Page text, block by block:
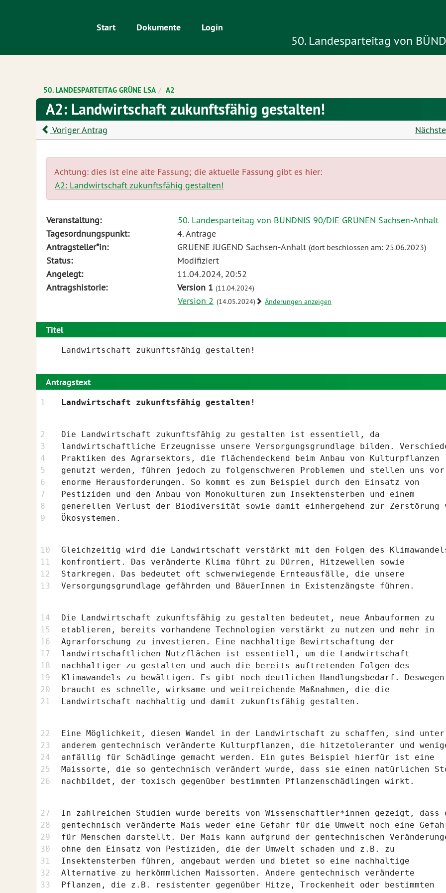
Start
Dokumente Login
50. Landesparteitag von
50. LANDESPARTEITAG GRÜNE LSA A2
A2: Landwirtschaft zukunftsfähig gestalten!
Voriger Antrag
Achtung: dies ist eine alte Fassung; die aktuelle Fassung gibt es hier:
A2: Landwirtschaft zukunftsfähig gestalten!
Diese
Tabelle
beschreibt
den
Status,
die
verschiedene
Rahmendaten
zum
Veranstaltung:
50. Landesparteitag von BÜNDNIS 90/DIE GRÜNEN Sachsen-Anhalt
Tagesordnungspunkt:
4. Anträge
Antragsteller*in:
GRUENE JUGEND Sachsen-Anhalt (dort beschlossen am: 25.06.2023)
Status:
Modifiziert
Angelegt:
11.04.2024, 20:52
Antragshistorie:
Version 1 (11.04.2024)
Version 2 (14.05.2024) Änderungen anzeigen
Titel
Landwirtschaft zukunftsfähig gestalten!
Antragstext
Landwirtschaft zukunftsfähig gestalten!
Die Landwirtschaft zukunftsfähig zu gestalten ist essentiell, da
landwirtschaftliche Erzeugnisse unsere Versorgungsgrundlage bilden.
Praktiken des Agrarsektors, die flächendeckend beim Anbau von Kulturpflanzen
genutzt werden, führen jedoch zu folgenschweren Problemen und stellen uns vor
enorme Herausforderungen. So kommt es zum Beispiel durch den Einsatz von
Pestiziden und den Anbau von Monokulturen zum Insektensterben und einem
generellen Verlust der Biodiversität sowie damit einhergehend zur Zerstörung
Ökosystemen.
Gleichzeitig wird die Landwirtschaft verstärkt mit den Folgen des
konfrontiert. Das veränderte Klima führt zu Dürren, Hitzewellen sowie
Starkregen. Das bedeutet oft schwerwiegende Ernteausfälle, die unsere
Versorgungsgrundlage gefährden und BäuerInnen in Existenzängste führen.
Die Landwirtschaft zukunftsfähig zu gestalten bedeutet, neue Anbauformen zu
etablieren, bereits vorhandene Technologien verstärkt zu nutzen und mehr in
Agrarforschung zu investieren. Eine nachhaltige Bewirtschaftung der
landwirtschaftlichen Nutzflächen ist essentiell, um die Landwirtschaft
nachhaltiger zu gestalten und auch die bereits auftretenden Folgen des
Klimawandels zu bewältigen. Es gibt noch deutlichen Handlungsbedarf. Deswegen
braucht es schnelle, wirksame und weitreichende Maßnahmen, die die
Landwirtschaft nachhaltig und damit zukunftsfähig gestalten.
Eine Möglichkeit, diesen Wandel in der Landwirtschaft zu schaffen, sind unter
anderem gentechnisch veränderte Kulturpflanzen, die hitzetoleranter und
anfällig für Schädlinge gemacht werden. Ein gutes Beispiel hierfür ist eine
Maissorte, die so gentechnisch verändert wurde, dass sie einen natürlichen
nachbildet, der toxisch gegenüber bestimmten Pflanzenschädlingen wirkt.
In zahlreichen Studien wurde bereits von Wissenschaftler*innen gezeigt, dass
gentechnisch veränderte Mais weder eine Gefahr für die Umwelt noch eine
für Menschen darstellt. Der Mais kann aufgrund der gentechnischen
ohne den Einsatz von Pestiziden, die der Umwelt schaden und z.B. zu
Insektensterben führen, angebaut werden und bietet so eine nachhaltige
Alternative zu herkömmlichen Maissorten. Andere gentechnisch veränderte
Pflanzen, die z.B. resistenter gegenüber Hitze, Trockenheit oder bestimmten